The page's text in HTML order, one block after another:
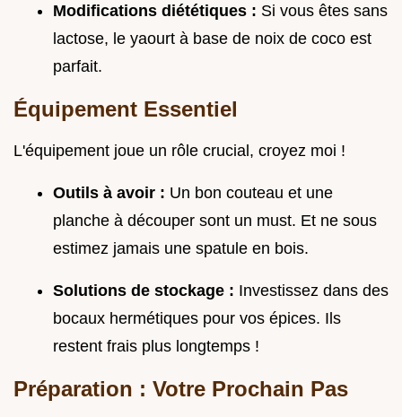
Modifications diététiques : Si vous êtes sans
lactose, le yaourt à base de noix de coco est
parfait.
Équipement Essentiel
L'équipement joue un rôle crucial, croyez moi !
Outils à avoir : Un bon couteau et une
planche à découper sont un must. Et ne sous
estimez jamais une spatule en bois.
Solutions de stockage : Investissez dans des
bocaux hermétiques pour vos épices. Ils
restent frais plus longtemps !
Préparation : Votre Prochain Pas